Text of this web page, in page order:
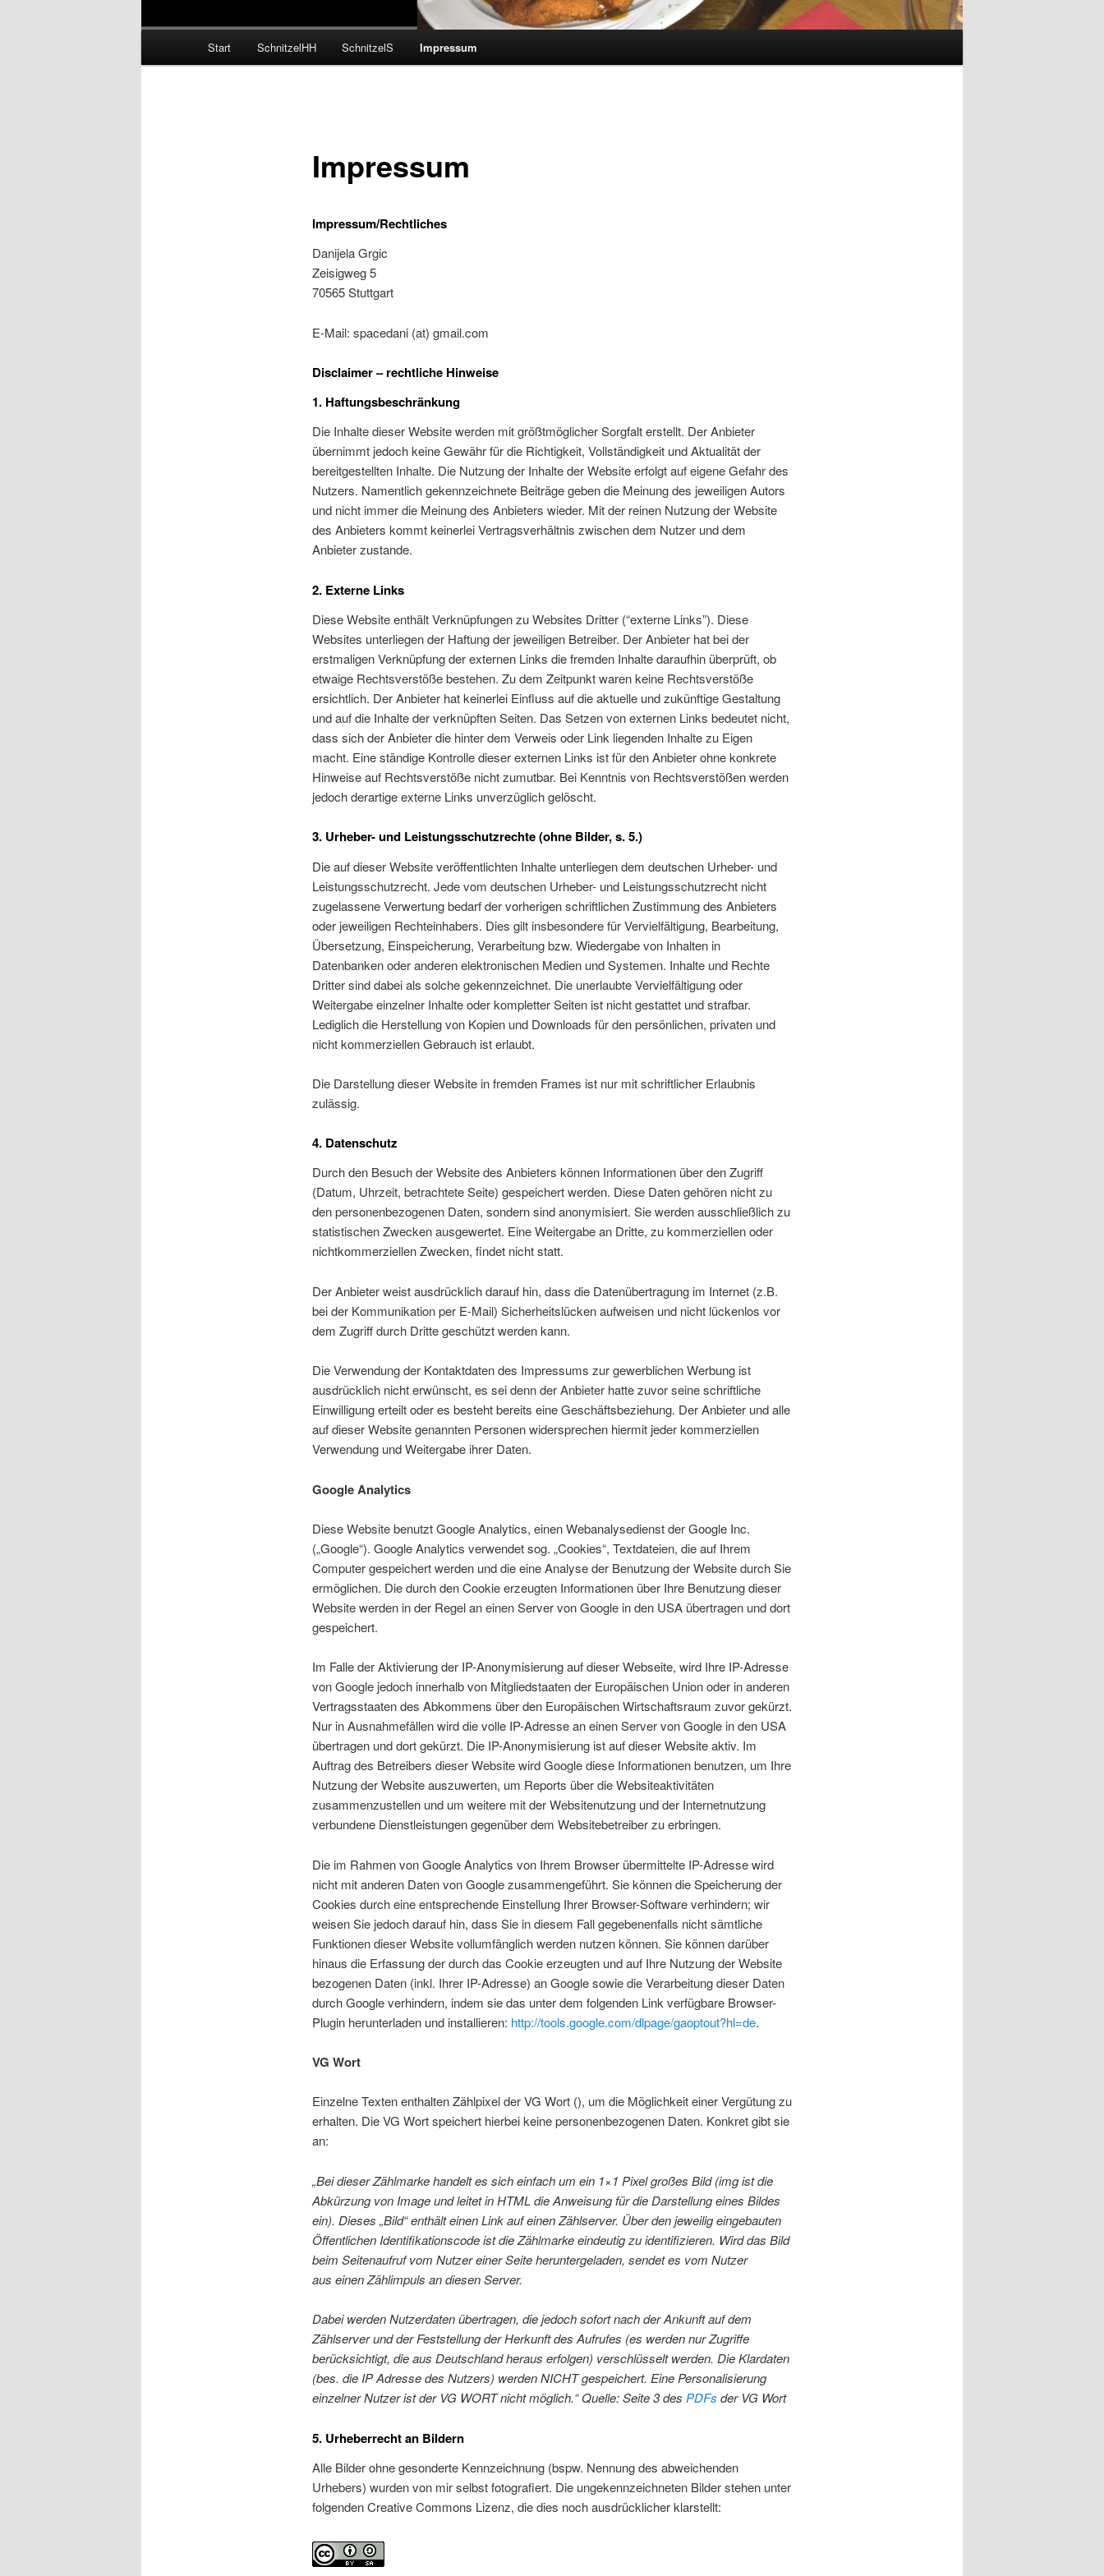
Start SchnitzelHH SchnitzelS Impressum
Impressum
Impressum/Rechtliches
Danijela Grgic
Zeisigweg 5
70565 Stuttgart
E-Mail: spacedani (at) gmail.com
Disclaimer – rechtliche Hinweise
1. Haftungsbeschränkung
Die Inhalte dieser Website werden mit größtmöglicher Sorgfalt erstellt. Der Anbieter
übernimmt jedoch keine Gewähr für die Richtigkeit, Vollständigkeit und Aktualität der
bereitgestellten Inhalte. Die Nutzung der Inhalte der Website erfolgt auf eigene Gefahr des
Nutzers. Namentlich gekennzeichnete Beiträge geben die Meinung des jeweiligen Autors
und nicht immer die Meinung des Anbieters wieder. Mit der reinen Nutzung der Website
des Anbieters kommt keinerlei Vertragsverhältnis zwischen dem Nutzer und dem
Anbieter zustande.
2. Externe Links
Diese Website enthält Verknüpfungen zu Websites Dritter (“externe Links”). Diese
Websites unterliegen der Haftung der jeweiligen Betreiber. Der Anbieter hat bei der
erstmaligen Verknüpfung der externen Links die fremden Inhalte daraufhin überprüft, ob
etwaige Rechtsverstöße bestehen. Zu dem Zeitpunkt waren keine Rechtsverstöße
ersichtlich. Der Anbieter hat keinerlei Einfluss auf die aktuelle und zukünftige Gestaltung
und auf die Inhalte der verknüpften Seiten. Das Setzen von externen Links bedeutet nicht,
dass sich der Anbieter die hinter dem Verweis oder Link liegenden Inhalte zu Eigen
macht. Eine ständige Kontrolle dieser externen Links ist für den Anbieter ohne konkrete
Hinweise auf Rechtsverstöße nicht zumutbar. Bei Kenntnis von Rechtsverstößen werden
jedoch derartige externe Links unverzüglich gelöscht.
3. Urheber- und Leistungsschutzrechte (ohne Bilder, s. 5.)
Die auf dieser Website veröffentlichten Inhalte unterliegen dem deutschen Urheber- und
Leistungsschutzrecht. Jede vom deutschen Urheber- und Leistungsschutzrecht nicht
zugelassene Verwertung bedarf der vorherigen schriftlichen Zustimmung des Anbieters
oder jeweiligen Rechteinhabers. Dies gilt insbesondere für Vervielfältigung, Bearbeitung,
Übersetzung, Einspeicherung, Verarbeitung bzw. Wiedergabe von Inhalten in
Datenbanken oder anderen elektronischen Medien und Systemen. Inhalte und Rechte
Dritter sind dabei als solche gekennzeichnet. Die unerlaubte Vervielfältigung oder
Weitergabe einzelner Inhalte oder kompletter Seiten ist nicht gestattet und strafbar.
Lediglich die Herstellung von Kopien und Downloads für den persönlichen, privaten und
nicht kommerziellen Gebrauch ist erlaubt.
Die Darstellung dieser Website in fremden Frames ist nur mit schriftlicher Erlaubnis
zulässig.
4. Datenschutz
Durch den Besuch der Website des Anbieters können Informationen über den Zugriff
(Datum, Uhrzeit, betrachtete Seite) gespeichert werden. Diese Daten gehören nicht zu
den personenbezogenen Daten, sondern sind anonymisiert. Sie werden ausschließlich zu
statistischen Zwecken ausgewertet. Eine Weitergabe an Dritte, zu kommerziellen oder
nichtkommerziellen Zwecken, findet nicht statt.
Der Anbieter weist ausdrücklich darauf hin, dass die Datenübertragung im Internet (z.B.
bei der Kommunikation per E-Mail) Sicherheitslücken aufweisen und nicht lückenlos vor
dem Zugriff durch Dritte geschützt werden kann.
Die Verwendung der Kontaktdaten des Impressums zur gewerblichen Werbung ist
ausdrücklich nicht erwünscht, es sei denn der Anbieter hatte zuvor seine schriftliche
Einwilligung erteilt oder es besteht bereits eine Geschäftsbeziehung. Der Anbieter und alle
auf dieser Website genannten Personen widersprechen hiermit jeder kommerziellen
Verwendung und Weitergabe ihrer Daten.
Google Analytics
Diese Website benutzt Google Analytics, einen Webanalysedienst der Google Inc.
(„Google“). Google Analytics verwendet sog. „Cookies“, Textdateien, die auf Ihrem
Computer gespeichert werden und die eine Analyse der Benutzung der Website durch Sie
ermöglichen. Die durch den Cookie erzeugten Informationen über Ihre Benutzung dieser
Website werden in der Regel an einen Server von Google in den USA übertragen und dort
gespeichert.
Im Falle der Aktivierung der IP-Anonymisierung auf dieser Webseite, wird Ihre IP-Adresse
von Google jedoch innerhalb von Mitgliedstaaten der Europäischen Union oder in anderen
Vertragsstaaten des Abkommens über den Europäischen Wirtschaftsraum zuvor gekürzt.
Nur in Ausnahmefällen wird die volle IP-Adresse an einen Server von Google in den USA
übertragen und dort gekürzt. Die IP-Anonymisierung ist auf dieser Website aktiv. Im
Auftrag des Betreibers dieser Website wird Google diese Informationen benutzen, um Ihre
Nutzung der Website auszuwerten, um Reports über die Websiteaktivitäten
zusammenzustellen und um weitere mit der Websitenutzung und der Internetnutzung
verbundene Dienstleistungen gegenüber dem Websitebetreiber zu erbringen.
Die im Rahmen von Google Analytics von Ihrem Browser übermittelte IP-Adresse wird
nicht mit anderen Daten von Google zusammengeführt. Sie können die Speicherung der
Cookies durch eine entsprechende Einstellung Ihrer Browser-Software verhindern; wir
weisen Sie jedoch darauf hin, dass Sie in diesem Fall gegebenenfalls nicht sämtliche
Funktionen dieser Website vollumfänglich werden nutzen können. Sie können darüber
hinaus die Erfassung der durch das Cookie erzeugten und auf Ihre Nutzung der Website
bezogenen Daten (inkl. Ihrer IP-Adresse) an Google sowie die Verarbeitung dieser Daten
durch Google verhindern, indem sie das unter dem folgenden Link verfügbare Browser-
Plugin herunterladen und installieren: http://tools.google.com/dlpage/gaoptout?hl=de.
VG Wort
Einzelne Texten enthalten Zählpixel der VG Wort (), um die Möglichkeit einer Vergütung zu
erhalten. Die VG Wort speichert hierbei keine personenbezogenen Daten. Konkret gibt sie
an:
„Bei dieser Zählmarke handelt es sich einfach um ein 1×1 Pixel großes Bild (img ist die
Abkürzung von Image und leitet in HTML die Anweisung für die Darstellung eines Bildes
ein). Dieses „Bild“ enthält einen Link auf einen Zählserver. Über den jeweilig eingebauten
Öffentlichen Identifikationscode ist die Zählmarke eindeutig zu identifizieren. Wird das Bild
beim Seitenaufruf vom Nutzer einer Seite heruntergeladen, sendet es vom Nutzer
aus einen Zählimpuls an diesen Server.
Dabei werden Nutzerdaten übertragen, die jedoch sofort nach der Ankunft auf dem
Zählserver und der Feststellung der Herkunft des Aufrufes (es werden nur Zugriffe
berücksichtigt, die aus Deutschland heraus erfolgen) verschlüsselt werden. Die Klardaten
(bes. die IP Adresse des Nutzers) werden NICHT gespeichert. Eine Personalisierung
einzelner Nutzer ist der VG WORT nicht möglich.“ Quelle: Seite 3 des PDFs der VG Wort
5. Urheberrecht an Bildern
Alle Bilder ohne gesonderte Kennzeichnung (bspw. Nennung des abweichenden
Urhebers) wurden von mir selbst fotografiert. Die ungekennzeichneten Bilder stehen unter
folgenden Creative Commons Lizenz, die dies noch ausdrücklicher klarstellt: